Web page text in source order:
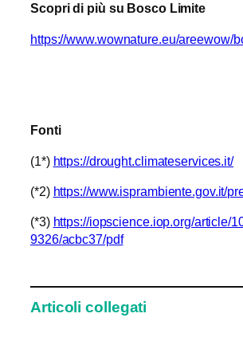
Scopri di più su Bosco Limite
https://www.wownature.eu/areewow/
Fonti
(1*) https://drought.climateservices.it/
(*2) https://www.isprambiente.gov.it/
(*3) https://iopscience.iop.org/article/
9326/acbc37/pdf
Articoli collegati